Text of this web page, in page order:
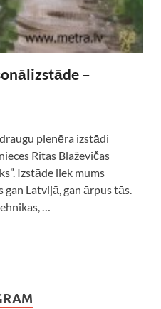
–
plenēra izstādi
Ritas Blaževičas
Izstāde liek mums
Latvijā, gan ārpus tās.
…